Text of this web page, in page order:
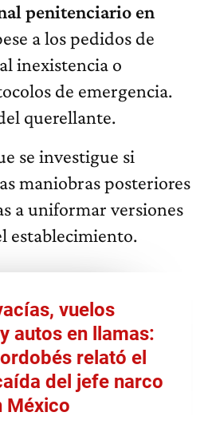
penitenciario en
a los pedidos de
inexistencia o
de emergencia.
querellante.
se investigue si
maniobras posteriores
a uniformar versiones
establecimiento.
vuelos
autos en llamas:
relató el
del jefe narco
México